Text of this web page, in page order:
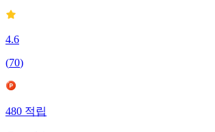
4.6
(70)
480적립